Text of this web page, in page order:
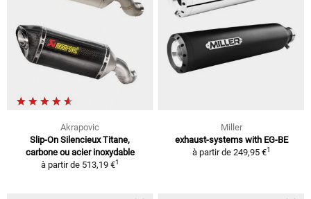
Akrapovic
Slip-On Silencieux Titane,
carbone ou acier inoxydable
à partir de 513,19 €1
Miller
exhaust-systems with EG-BE
à partir de 249,95 €1